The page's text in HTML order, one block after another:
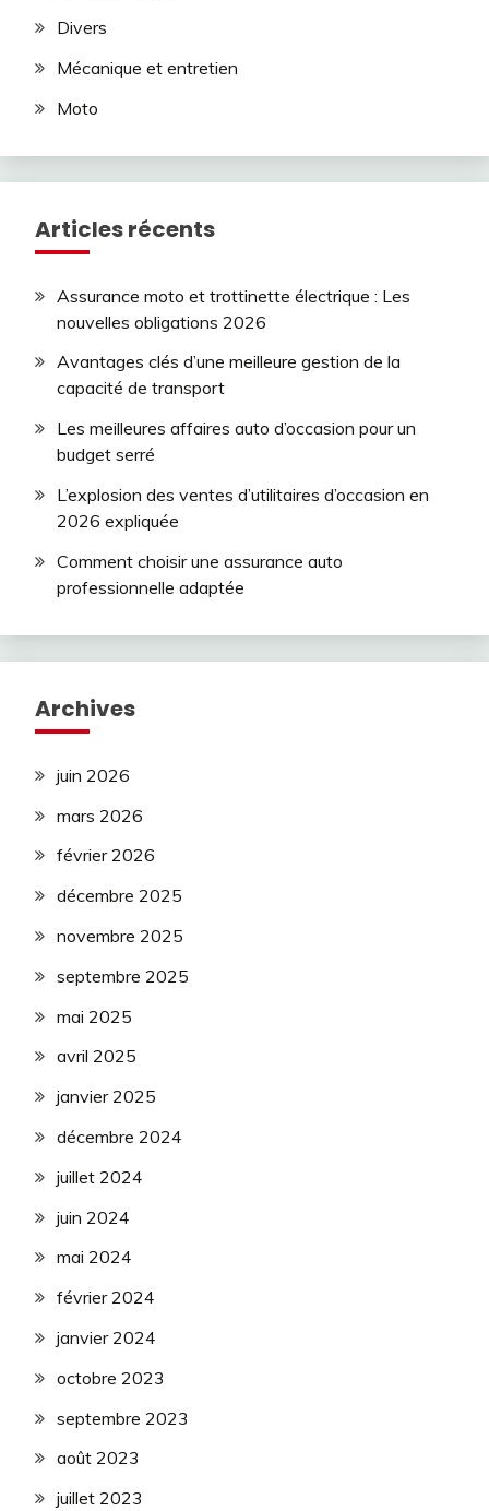
Divers
Mécanique et entretien
Moto
Articles récents
Assurance moto et trottinette électrique : Les
nouvelles obligations 2026
Avantages clés d’une meilleure gestion de la
capacité de transport
Les meilleures affaires auto d’occasion pour un
budget serré
L’explosion des ventes d’utilitaires d’occasion en
2026 expliquée
Comment choisir une assurance auto
professionnelle adaptée
Archives
juin 2026
mars 2026
février 2026
décembre 2025
novembre 2025
septembre 2025
mai 2025
avril 2025
janvier 2025
décembre 2024
juillet 2024
juin 2024
mai 2024
février 2024
janvier 2024
octobre 2023
septembre 2023
août 2023
juillet 2023